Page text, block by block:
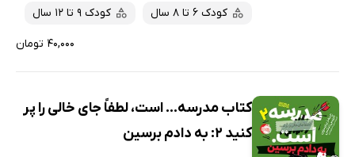
کودک 6 تا 8 سال کودک 9 تا 12 سال
۴۰,۰۰۰ تومان
کتاب مدرسه... است، لطفاً جای خالی را پر
کنید 2: به دادم برسین